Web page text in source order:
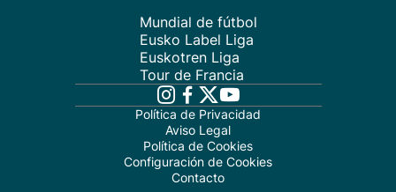
Mundial de fútbol
Eusko Label Liga
Euskotren Liga
Tour de Francia
Política de Privacidad
Aviso Legal
Política de Cookies
Configuración de Cookies
Contacto